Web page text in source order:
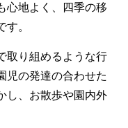
心地よく、四季の移
。
取り組めるような行
児の発達の合わせた
し、お散歩や園内外